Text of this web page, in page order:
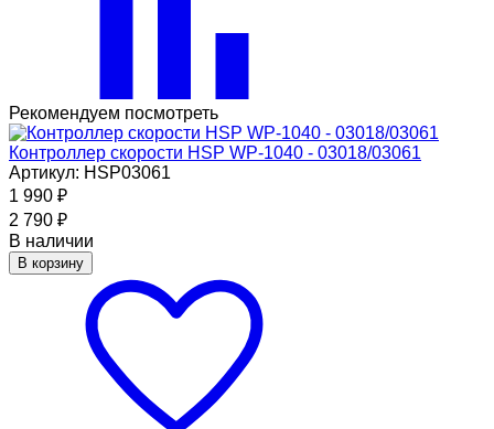
Рекомендуем посмотреть
Контроллер скорости HSP WP-1040 - 03018/03061
Артикул: HSP03061
1 990 ₽
2 790 ₽
В наличии
В корзину